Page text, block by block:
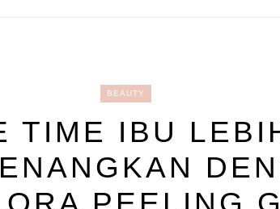
BEAUTY
TIME IBU